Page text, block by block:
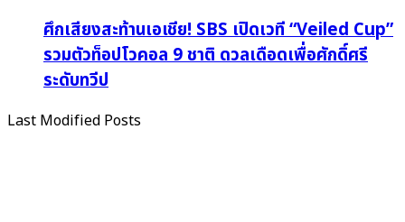
ศึกเสียงสะท้านเอเชีย! SBS เปิดเวที “Veiled Cup”
รวมตัวท็อปโวคอล 9 ชาติ ดวลเดือดเพื่อศักดิ์ศรี
ระดับทวีป
Last Modified Posts